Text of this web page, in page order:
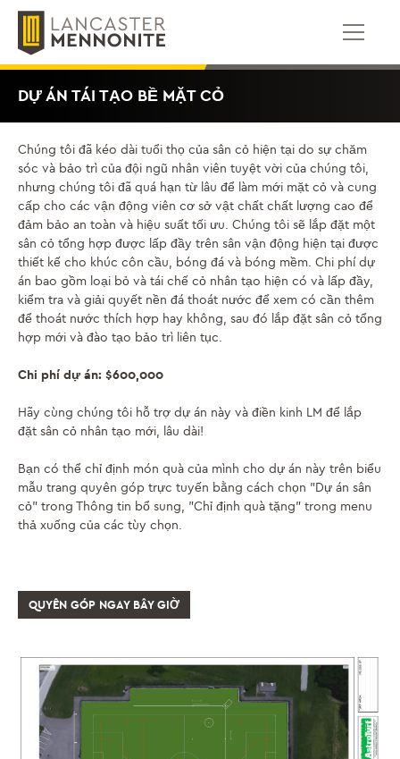
qua
phần
dungDỰ ÁN TÁI TẠO BỀ MẶT CỎ
Chúng tôi đã kéo dài tuổi thọ của sân cỏ hiện tại do sự chăm
sóc và bảo trì của đội ngũ nhân viên tuyệt vời của chúng tôi,
nhưng chúng tôi đã quá hạn từ lâu để làm mới mặt cỏ và cung
cấp cho các vận động viên cơ sở vật chất chất lượng cao để
đảm bảo an toàn và hiệu suất tối ưu. Chúng tôi sẽ lắp đặt một
sân cỏ tổng hợp được lấp đầy trên sân vận động hiện tại được
thiết kế cho khúc côn cầu, bóng đá và bóng mềm. Chi phí dự
án bao gồm loại bỏ và tái chế cỏ nhân tạo hiện có và lấp đầy,
kiểm tra và giải quyết nền đá thoát nước để xem có cần thêm
để thoát nước thích hợp hay không, sau đó lắp đặt sân cỏ tổng
hợp mới và đào tạo bảo trì liên tục.
Chi phí dự án: $600,000
Hãy cùng chúng tôi hỗ trợ dự án này và điền kinh LM để lắp
đặt sân cỏ nhân tạo mới, lâu dài!
Bạn có thể chỉ định món quà của mình cho dự án này trên biểu
mẫu trang quyên góp trực tuyến bằng cách chọn "Dự án sân
cỏ" trong Thông tin bổ sung, "Chỉ định quà tặng" trong menu
thả xuống của các tùy chọn.
QUYÊN GÓP NGAY BÂY GIỜ